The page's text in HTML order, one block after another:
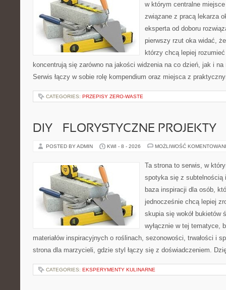
w którym centralne
związane z pracą lekarza
eksperta od doboru
pierwszy rzut oka widać,
którzy chcą lepiej
koncentrują się zarówno na jakości widzenia na co dzień, jak i na
Serwis łączy w sobie rolę kompendium oraz miejsca z
CATEGORIES: PRZEPISY ZERO-WASTE
DIY – FLORYSTYCZNE PROJEKTY
POSTED BY ADMIN KWI - 8 - 2026 MOŻLIWOŚĆ
Ta strona to serwis, w
spotyka się z subtelnością
baza inspiracji dla osób,
jednocześnie chcą lepiej
skupia się wokół bukietów
wyłącznie w tej tematyce,
materiałów inspiracyjnych o roślinach, sezonowości, trwałości i
strona dla marzycieli, gdzie styl łączy się z doświadczeniem.
CATEGORIES: EKSPERYMENTY KULINARNE